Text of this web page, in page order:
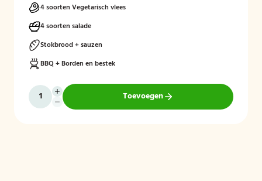
garnalenalternatief en groenteburger. Het arrangement wordt
aangevuld met verschillende salades, sauzen, vers afgebakken
stokbrood en kruidenboter. De barbecue, borden en het bestek zijn
inbegrepen, en de cateringservice verzorgt zowel de bezorging als
het ophalen van de materialen.
4 soorten Vegetarisch vlees
4 soorten salade
Stokbrood + sauzen
BBQ + Borden en bestek
Toevoegen